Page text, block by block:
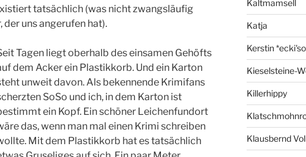
tatsächlich (was nicht zwangsläufig
der uns angerufen hat).
Tagen liegt oberhalb des einsamen Gehöfts
dem Acker ein Plastikkorb. Und ein Karton
unweit davon. Als bekennende Krimifans
SoSo und ich, in dem Karton ist
ein Kopf. Ein schöner Leichenfundort
das, wenn man mal einen Krimi schreiben
Mit dem Plastikkorb hat es tatsächlich
Kaltmamsell
Katja
Kerstin
Kieselsteine-
Killerhippy
Klausbernd